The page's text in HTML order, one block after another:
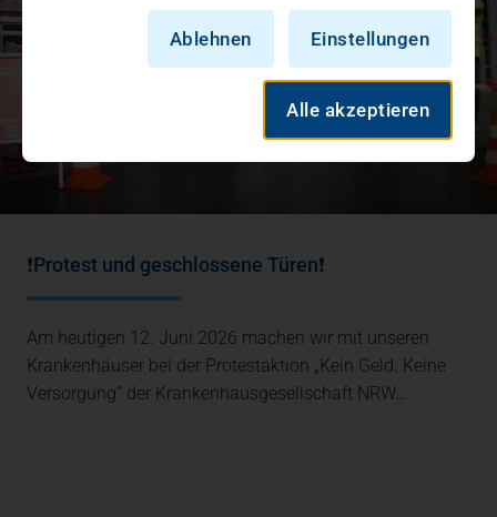
❗Protest und geschlossene Türen❗
Am heutigen 12. Juni 2026 machen wir mit unseren
Krankenhäuser bei der Protestaktion „Kein Geld. Keine
Versorgung“ der Krankenhausgesellschaft NRW…
Ablehnen Einstellungen
Alle akzeptieren